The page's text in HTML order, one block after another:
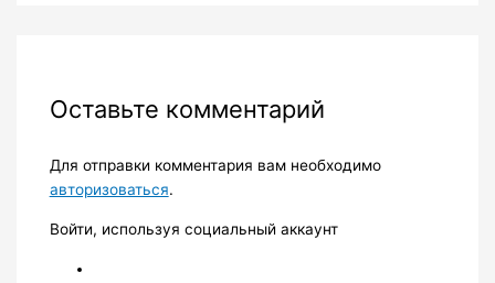
Оставьте комментарий
Для отправки комментария вам необходимо
авторизоваться.
Войти, используя социальный аккаунт